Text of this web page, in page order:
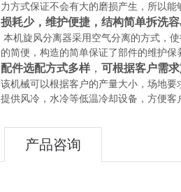
力方式保证不会有大的磨损产生，所以能
损耗少，维护便捷，结构简单拆洗
本机旋风分离器采用空气分离的方式，
的简便，构造的简单保证了部件的维护保
配件选配方式多样 ， 可根据客户需求
该机械可以根据客户的产量大小，场地
提供风冷，水冷等低温冷却设备，方便客
产品咨询